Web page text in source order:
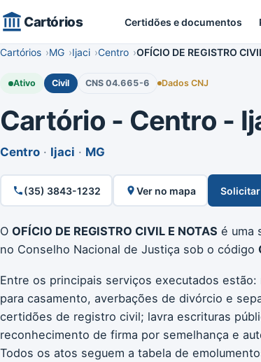
Cartórios Certidões e documentos
Cartórios MG Ijaci Centro OFÍCIO DE REGISTRO
Ativo Civil CNS 04.665-6 Dados CNJ
Cartório - Centro -
Centro · Ijaci · MG
(35) 3843-1232 Ver no mapa
O OFÍCIO DE REGISTRO CIVIL E NOTAS é uma
no Conselho Nacional de Justiça sob o código
Entre os principais serviços executados
para casamento, averbações de divórcio e
certidões de registro civil; lavra escrituras
reconhecimento de firma por semelhança e
Todos os atos seguem a tabela de